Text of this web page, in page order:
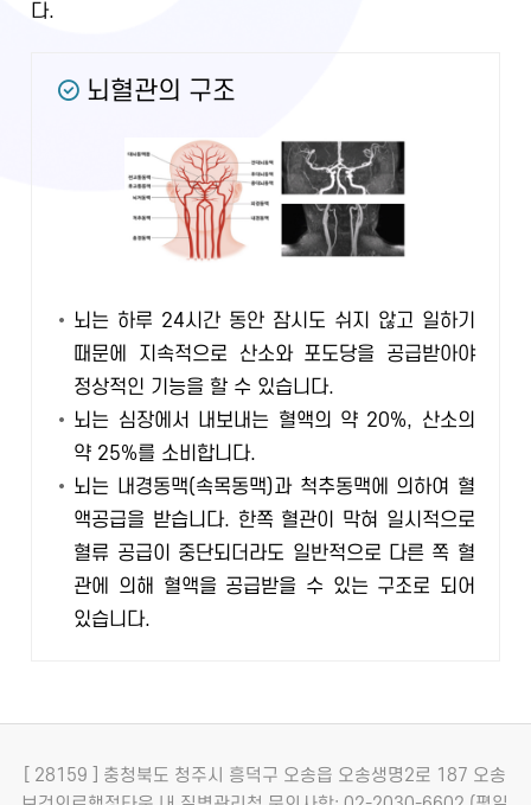
다.
뇌혈관의 구조
뇌는 하루 24시간 동안 잠시도 쉬지 않고 일하기
때문에 지속적으로 산소와 포도당을 공급받아야
정상적인 기능을 할 수 있습니다.
뇌는 심장에서 내보내는 혈액의 약 20%, 산소의
약 25%를 소비합니다.
뇌는 내경동맥(속목동맥)과 척추동맥에 의하여 혈
액공급을 받습니다. 한쪽 혈관이 막혀 일시적으로
혈류 공급이 중단되더라도 일반적으로 다른 쪽 혈
관에 의해 혈액을 공급받을 수 있는 구조로 되어
있습니다.
[ 28159 ] 충청북도 청주시 흥덕구 오송읍 오송생명2로 187 오송